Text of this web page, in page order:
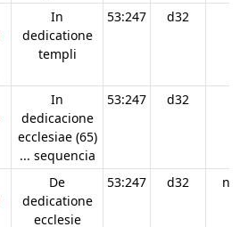
In
dedicatione
templi
53:247 d32
In
dedicacione
ecclesiae (65)
... sequencia
53:247 d32
De
dedicatione
ecclesie
53:247 d32